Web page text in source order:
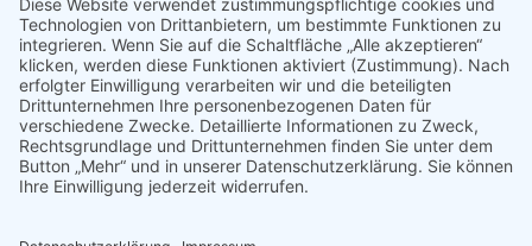
Beispielhafter